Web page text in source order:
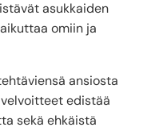
asukkaiden
omiin ja
ansiosta
edistää
sekä ehkäistä